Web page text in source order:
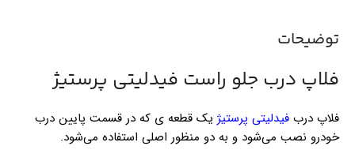
توضیحات
فلاپ درب جلو راست فیدلیتی پرستیژ
فلاپ درب فیدلیتی پرستیژ یک قطعه ی که در قسمت پایین درب
خودرو نصب می‌شود و به دو منظور اصلی استفاده می‌شود.